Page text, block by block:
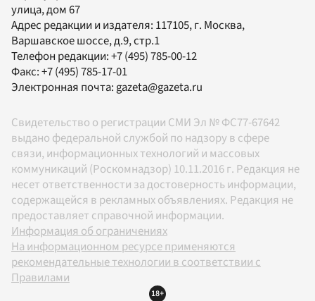
улица, дом 67
Адрес редакции и издателя: 117105, г. Москва,
Варшавское шоссе, д.9, стр.1
Телефон редакции:+7 (495) 785-00-12
Факс:+7 (495) 785-17-01
Электронная почта: gazeta@gazeta.ru
Свидетельство о регистрации СМИ Эл № ФС77-67642
выдано федеральной службой по надзору в сфере
связи, информационных технологий и массовых
коммуникаций (Роскомнадзор) 10.11.2016 г. Редакция не
несет ответственности за достоверность информации,
содержащейся в рекламных объявлениях. Редакция не
предоставляет справочной информации.
Информация об ограничениях
На информационном ресурсе применяются
рекомендательные технологии в соответствии с
Правилами
18+